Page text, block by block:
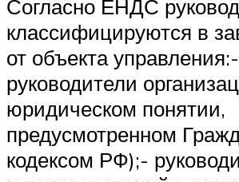
Согласно ЕНДС
классифицируются в
от объекта управления:-
руководители
юридическом понятии,
предусмотренном
кодексом РФ);-